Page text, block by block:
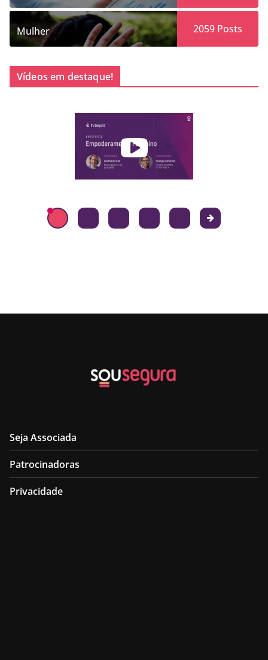
Mulher 2059 Posts
Vídeos em destaque!
Seja Associada
Patrocinadoras
Privacidade